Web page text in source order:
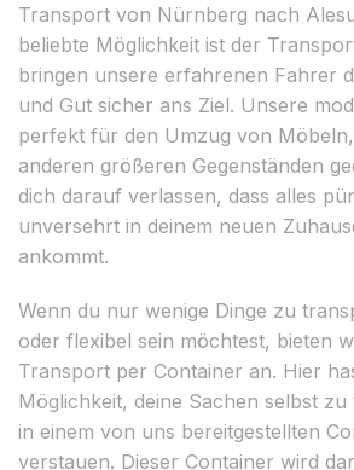
Transport von Nürnberg nach
beliebte Möglichkeit ist der
bringen unsere erfahrenen Fahrer
und Gut sicher ans Ziel. Unsere
perfekt für den Umzug von
anderen größeren Gegenständen
dich darauf verlassen, dass alles
unversehrt in deinem neuen
ankommt.
Wenn du nur wenige Dinge zu
oder flexibel sein möchtest, bieten
Transport per Container an. Hier
Möglichkeit, deine Sachen selbst
in einem von uns bereitgestellten
verstauen. Dieser Container wird